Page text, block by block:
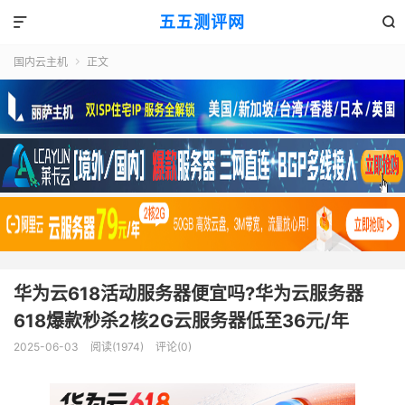
五五测评网 

国内云主机  正文
华为云618活动服务器便宜吗?华为云服务器
618爆款秒杀2核2G云服务器低至36元/年
2025-06-03 阅读(1974) 评论(0)